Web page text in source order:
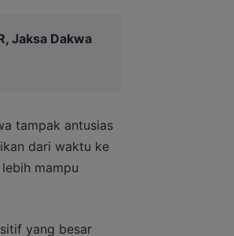
Jaksa Dakwa
tampak antusias
dari waktu ke
mampu
yang besar